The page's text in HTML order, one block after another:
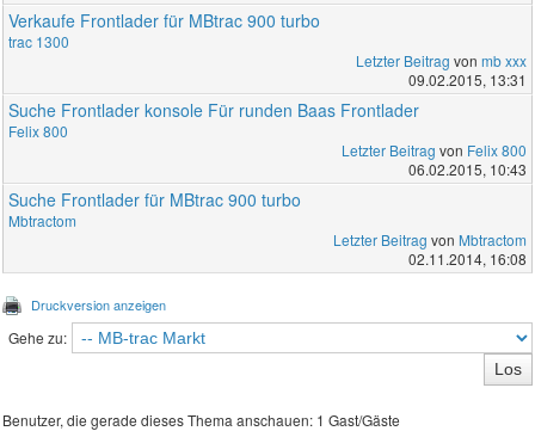
Verkaufe Frontlader für MBtrac 900 turbo
trac 1300
Letzter Beitrag von mb xxx
09.02.2015, 13:31
Suche Frontlader konsole Für runden Baas Frontlader
Felix 800
Letzter Beitrag von Felix 800
06.02.2015, 10:43
Suche Frontlader für MBtrac 900 turbo
Mbtractom
Letzter Beitrag von Mbtractom
02.11.2014, 16:08
Druckversion anzeigen
Gehe zu:
Benutzer, die gerade dieses Thema anschauen: 1 Gast/Gäste